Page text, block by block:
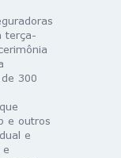
terça-
300
e outros
e
e